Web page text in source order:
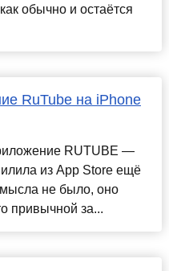
обычно и остаётся
RuTube на iPhone
RUTUBE —
из App Store ещё
не было, оно
привычной за...